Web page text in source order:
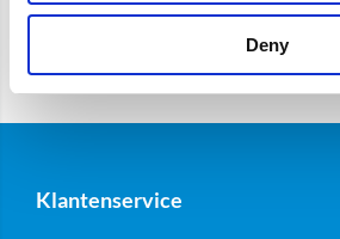
Deny
Klantenservice